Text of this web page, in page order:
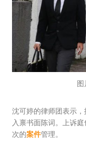
沈可婷的律师团表示
入禀书面陈词。上诉
次的案件管理。